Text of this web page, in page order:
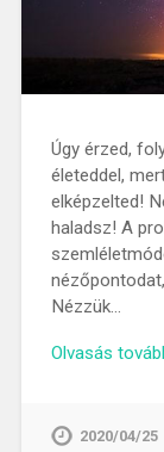
Úgy érzed,
életeddel,
elképzelted!
haladsz! A
Nézzük…
Olvasás
2020/04/25